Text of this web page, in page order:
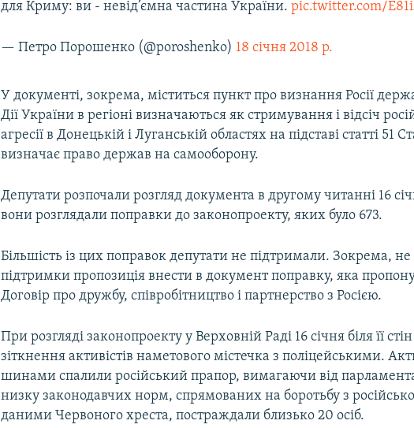
для Криму: ви - невід’ємна частина України.pic.twitter.com/
— Петро Порошенко (@poroshenko) 18 січня 2018 р.
У документі, зокрема, міститься пункт про визнання Росії
Дії України в регіоні визначаються як стримування і відсіч
агресії в Донецькій і Луганській областях на підставі статті 51
визначає право держав на самооборону.
Депутати розпочали розгляд документа в другому читанні 16
вони розглядали поправки до законопроекту, яких було 673.
Більшість із цих поправок депутати не підтримали. Зокрема,
підтримки пропозиція внести в документ поправку, яка
Договір про дружбу, співробітництво і партнерство з Росією.
При розгляді законопроекту у Верховній Раді 16 січня біля її
зіткнення активістів наметового містечка з поліцейськими.
шинами спалили російський прапор, вимагаючи від
низку законодавчих норм, спрямованих на боротьбу з
даними Червоного хреста, постраждали близько 20 осіб.